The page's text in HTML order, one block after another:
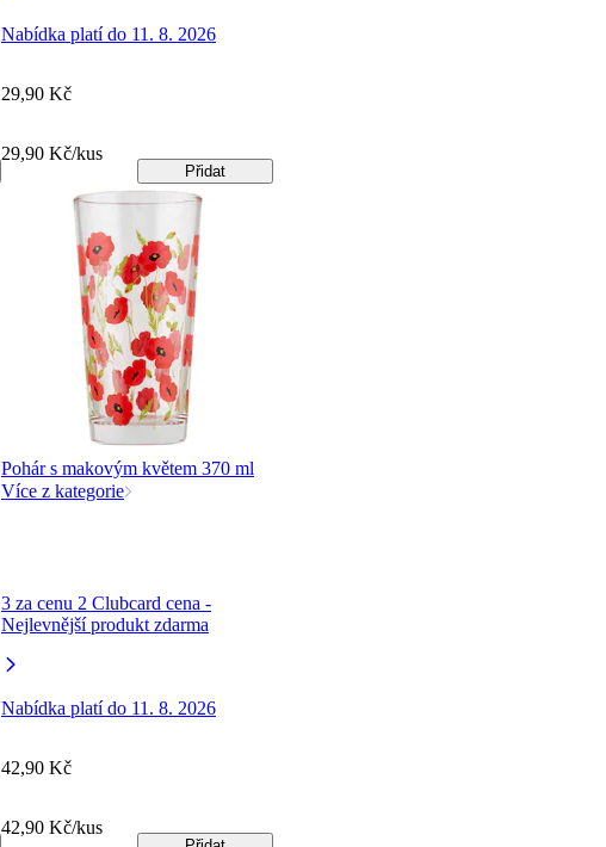
Nabídka platí do 11. 8. 2026
29,90 Kč
29,90 Kč/kus
Přidat
Pohár s makovým květem 370 ml
Více z kategorie
3 za cenu 2 Clubcard cena -
Nejlevnější produkt zdarma
Nabídka platí do 11. 8. 2026
42,90 Kč
42,90 Kč/kus